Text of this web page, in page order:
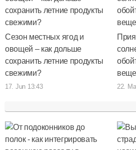
Сезон местных ягод и
овощей – как дольше
сохранить летние продукты
свежими?
17. Jun 13:43 22.